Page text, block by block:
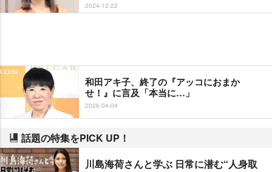
2024-12-22
和田アキ子、終了の『アッコにおまか
せ！』に言及「本当に…」
2026-04-04
話題の特集をPICK UP！
川島海荷さんと学ぶ 日常に潜む“人身取